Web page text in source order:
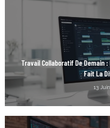
Travail Collaboratif De Demain
Fait La
13